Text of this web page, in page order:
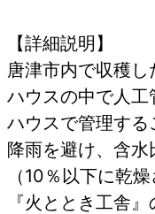
【詳細説明】
唐津市内で収穫し
ハウスの
ハウスで管理する
降雨を避け、含水
（10％以下に乾
『火ととき工舎